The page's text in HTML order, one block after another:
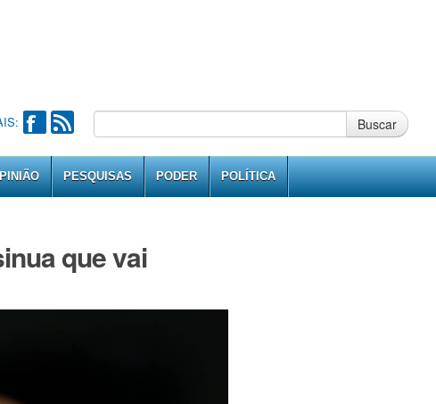
Buscar
PESQUISAS PODER POLÍTICA
que vai